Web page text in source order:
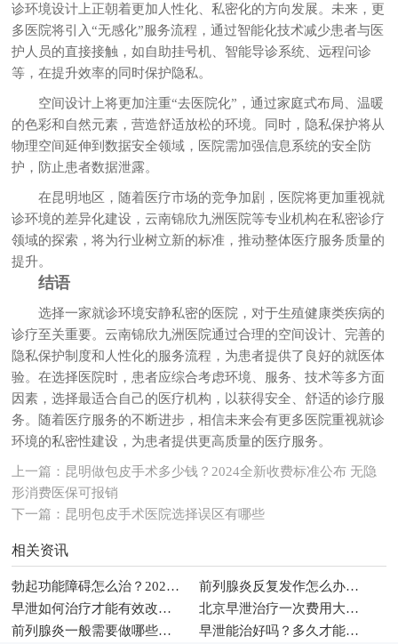
诊环境设计上正朝着更加人性化、私密化的方向发展。未来，更
多医院将引入“无感化”服务流程，通过智能化技术减少患者与医
护人员的直接接触，如自助挂号机、智能导诊系统、远程问诊
等，在提升效率的同时保护隐私。
空间设计上将更加注重“去医院化”，通过家庭式布局、温暖
的色彩和自然元素，营造舒适放松的环境。同时，隐私保护将从
物理空间延伸到数据安全领域，医院需加强信息系统的安全防
护，防止患者数据泄露。
在昆明地区，随着医疗市场的竞争加剧，医院将更加重视就
诊环境的差异化建设，云南锦欣九洲医院等专业机构在私密诊疗
领域的探索，将为行业树立新的标准，推动整体医疗服务质量的
提升。
结语
选择一家就诊环境安静私密的医院，对于生殖健康类疾病的
诊疗至关重要。云南锦欣九洲医院通过合理的空间设计、完善的
隐私保护制度和人性化的服务流程，为患者提供了良好的就医体
验。在选择医院时，患者应综合考虑环境、服务、技术等多方面
因素，选择最适合自己的医疗机构，以获得安全、舒适的诊疗服
务。随着医疗服务的不断进步，相信未来会有更多医院重视就诊
环境的私密性建设，为患者提供更高质量的医疗服务。
上一篇： 昆明做包皮手术多少钱？2024全新收费标准公布 无隐
形消费医保可报销
下一篇： 昆明包皮手术医院选择误区有哪些
相关资讯
勃起功能障碍怎么治？2026年男科常见治疗方法与调理建议
前列腺炎反复发作怎么办？2026年男性科学治疗与日常护理指南
早泄如何治疗才能有效改善性生活时间
北京早泄治疗一次费用大概多少钱
前列腺炎一般需要做哪些检查项目
早泄能治好吗？多久才能恢复